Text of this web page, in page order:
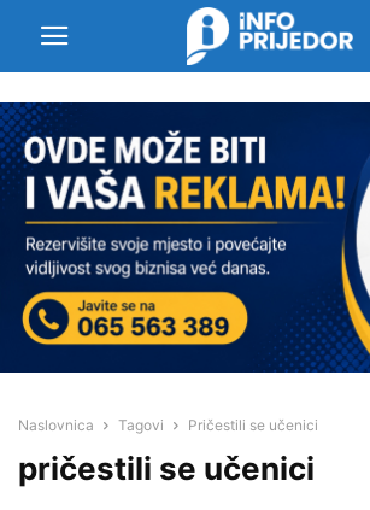
Naslovnica Tagovi Pričestili se učenici
pričestili se učenici